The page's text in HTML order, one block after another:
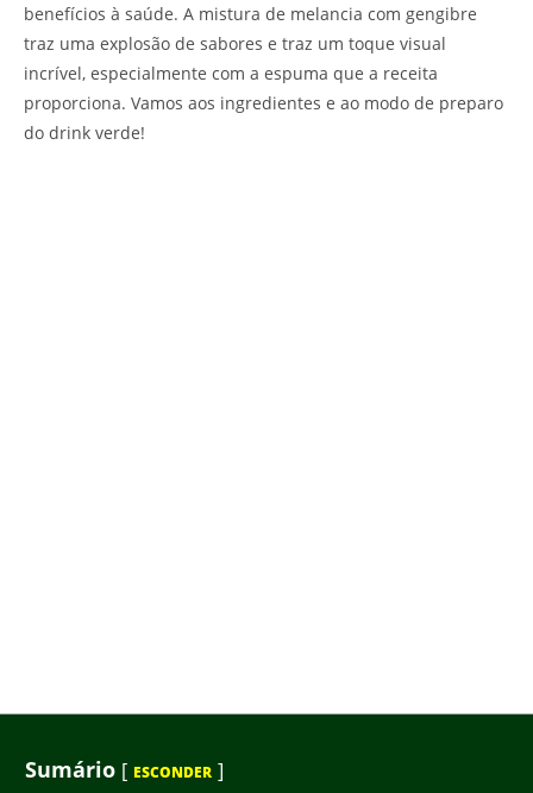
benefícios à saúde. A mistura de melancia com gengibre
traz uma explosão de sabores e traz um toque visual
incrível, especialmente com a espuma que a receita
proporciona. Vamos aos ingredientes e ao modo de preparo
do drink verde!
Sumário [ ESCONDER ]